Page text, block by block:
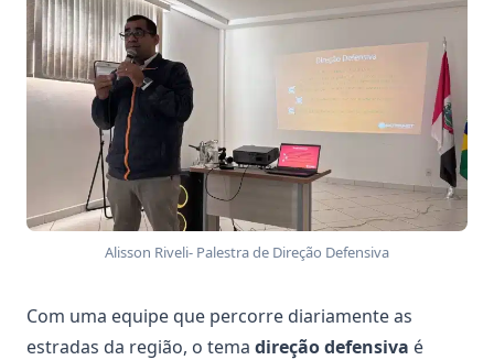
Alisson Riveli- Palestra de Direção Defensiva
Com uma equipe que percorre diariamente as
estradas da região, o tema direção defensiva é